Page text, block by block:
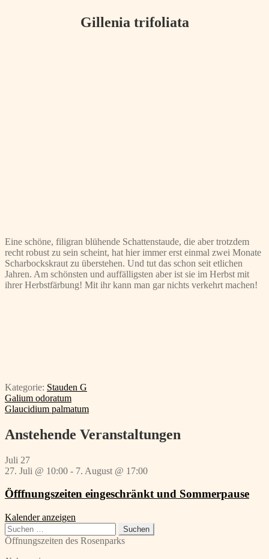
Gillenia trifoliata
Eine schöne, filigran blühende Schattenstaude, die aber trotzdem
recht robust zu sein scheint, hat hier immer erst einmal zwei Monate
Scharbockskraut zu überstehen. Und tut das schon seit etlichen
Jahren. Am schönsten und auffälligsten aber ist sie im Herbst mit
ihrer Herbstfärbung! Mit ihr kann man gar nichts verkehrt machen!
Kategorie: Stauden G
Beitragsnavigation
Vorheriger
Beitrag:
Galium odoratum
Nächster
Glaucidium palmatum
Anstehende Veranstaltungen
Juli 27
27. Juli @ 10:00 - 7. August @ 17:00
Öfffnungszeiten eingeschränkt und Sommerpause
Kalender anzeigen
Suchen
nach:
Öffnungszeiten des Rosenparks